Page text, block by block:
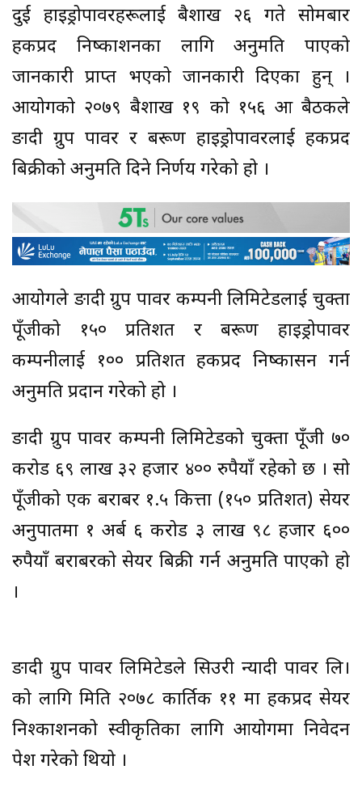
दुई हाइड्रोपावरहरूलाई बैशाख २६ गते सोमबार
हकप्रद निष्काशनका लागि अनुमति पाएको
जानकारी प्राप्त भएको जानकारी दिएका हुन् ।
आयोगको २०७९ बैशाख १९ को १५६ औं बैठकले
ङादी ग्रुप पावर र बरूण हाइड्रोपावरलाई हकप्रद
बिक्रीको अनुमति दिने निर्णय गरेको हो ।
आयोगले ङादी ग्रुप पावर कम्पनी लिमिटेडलाई चुक्ता
पूँजीको १५० प्रतिशत र बरूण हाइड्रोपावर
कम्पनीलाई १०० प्रतिशत हकप्रद निष्कासन गर्न
अनुमति प्रदान गरेको हो ।
ङादी ग्रुप पावर कम्पनी लिमिटेडको चुक्ता पूँजी ७०
करोड ६९ लाख ३२ हजार ४०० रुपैयाँ रहेको छ । सो
पूँजीको एक बराबर १.५ कित्ता (१५० प्रतिशत) सेयर
अनुपातमा १ अर्ब ६ करोड ३ लाख ९८ हजार ६००
रुपैयाँ बराबरको सेयर बिक्री गर्न अनुमति पाएको हो
।
ङादी ग्रुप पावर लिमिटेडले सिउरी न्यादी पावर लि।
को लागि मिति २०७८ कार्तिक ११ मा हकप्रद सेयर
निश्काशनको स्वीकृतिका लागि आयोगमा निवेदन
पेश गरेको थियो ।